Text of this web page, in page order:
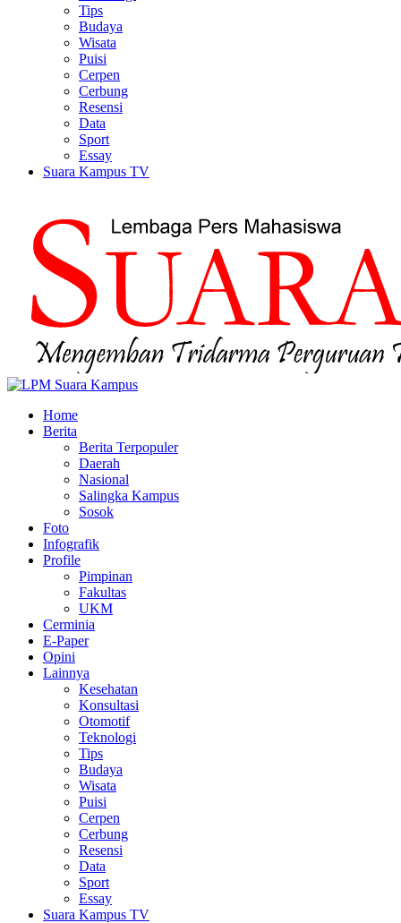
Tips
Budaya
Wisata
Puisi
Cerpen
Cerbung
Resensi
Data
Sport
Essay
Suara Kampus TV
Home
Berita
Berita Terpopuler
Daerah
Nasional
Salingka Kampus
Sosok
Foto
Infografik
Profile
Pimpinan
Fakultas
UKM
Cerminia
E-Paper
Opini
Lainnya
Kesehatan
Konsultasi
Otomotif
Teknologi
Tips
Budaya
Wisata
Puisi
Cerpen
Cerbung
Resensi
Data
Sport
Essay
Suara Kampus TV